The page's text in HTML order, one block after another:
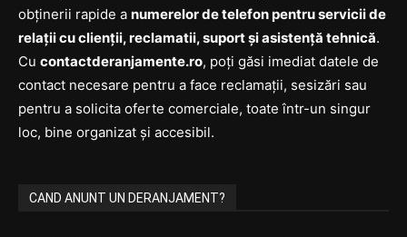
obținerii rapide a numerelor de telefon pentru servicii de
relații cu clienții, reclamatii, suport și asistență tehnică.
Cu contactderanjamente.ro, poți găsi imediat datele de
contact necesare pentru a face reclamații, sesizări sau
pentru a solicita oferte comerciale, toate într-un singur
loc, bine organizat și accesibil.
CAND ANUNT UN DERANJAMENT?